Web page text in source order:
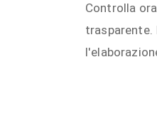
Controlla
trasparente.